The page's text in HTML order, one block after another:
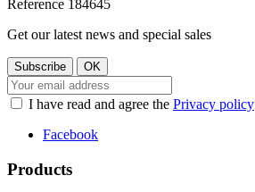
Reference 184645
Get our latest news and special sales
I have read and agree the Privacy policy
Facebook
Products